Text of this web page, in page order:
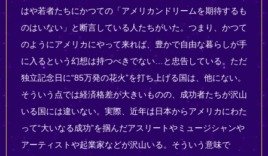
はや若者たちにかつての「アメリカンドリームを期待するも
のはいない」と断言している人たちがいた。つまり、かつて
のようにアメリカにやって来れば、豊かで自由な暮らしが手
に入るという幻想は持つべきでない…と忠告している。ただ
独立記念日に“85万発の花火”を打ち上げる国は、他にない。
そういう点では経済格差が大きいものの、成功者たちが沢山
いる国には違いない。実際、近年は日本からアメリカにわた
って“大いなる成功”を掴んだアスリートやミュージシャンや
アーティストや起業家などが沢山いる。そういう意味で